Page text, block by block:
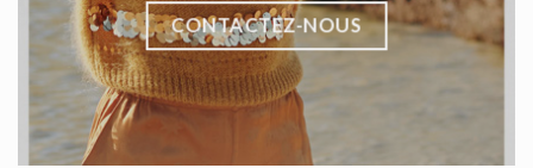
CONTACTEZ-NOUS